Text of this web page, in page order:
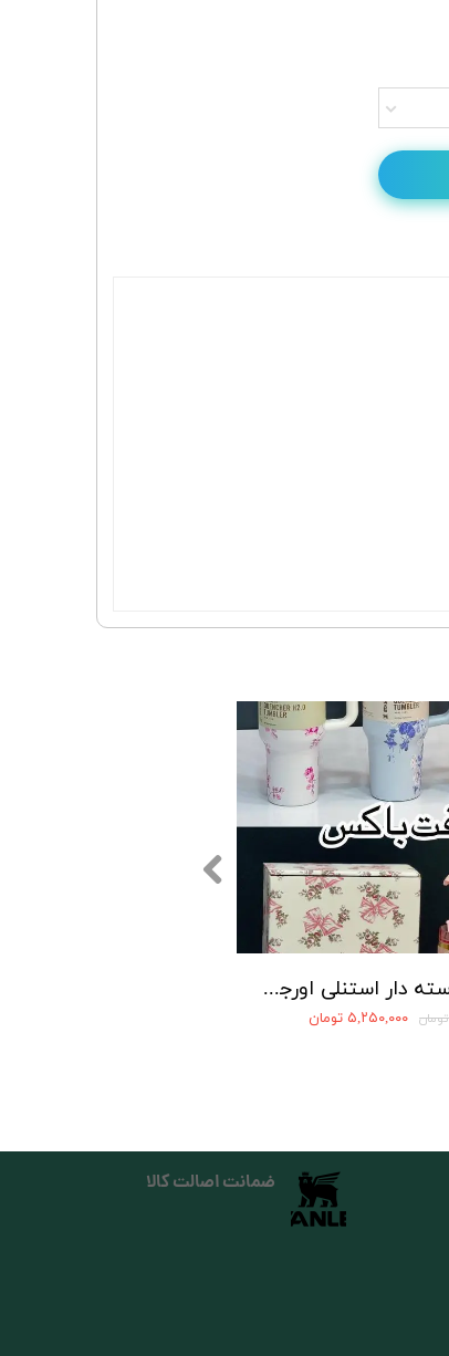
ماگ گلدار دسته دار استنلی اورجینال تامبلر مدل QUENCHER H2O TUMBLER
۵,۲۵۰,۰۰۰ تومان
ضمانت اصالت کالا